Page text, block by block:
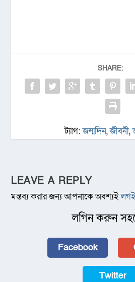
SHARE:
ট্যাগ:জন্মদিন,জীবনী,
LEAVE A REPLY
মন্তব্য করার জন্য আপনাকে অবশ্যই
লগিন করুন
Facebook
Twitter